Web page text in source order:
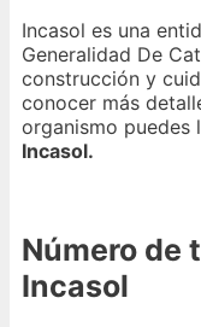
Incasol es una
Generalidad De
construcción y
conocer más
organismo puedes
Incasol.
Número de
Incasol